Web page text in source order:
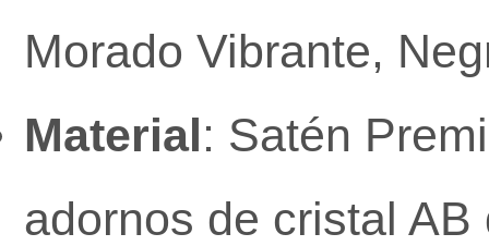
Morado Vibrante,
Material: Satén
adornos de cristal